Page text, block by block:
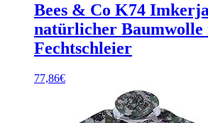
Bees & Co K74
natürlicher Baumwolle
Fechtschleier
77,86€